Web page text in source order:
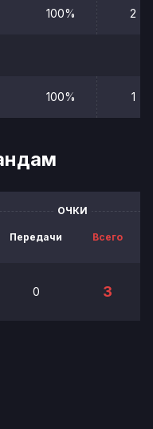
100% 2
100% 1
ОЧКИ
Передачи Всего
0 3